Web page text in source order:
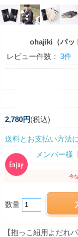
ohajiki（パッ
レビュー件数： 3件
2,780円(税込)
送料とお支払い方法
メンバー様
今
数量
【抱っこ紐用よだれ